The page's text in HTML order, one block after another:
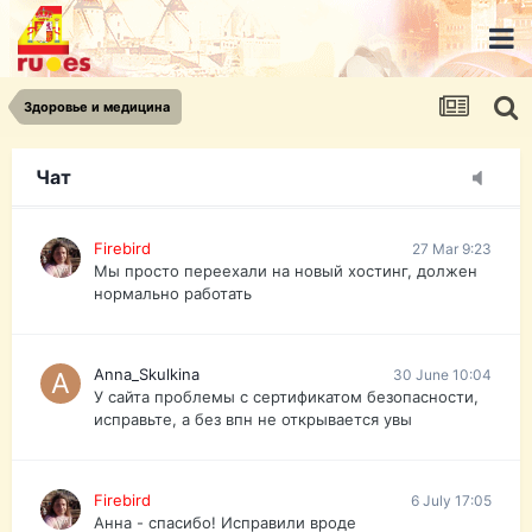
Здоровье и медицина
Чат
urist.dokument@gmail.com
https://pasport-ua.com/
Телеграмм @uristpassua
Firebird
Друзья - из России без VPN сайт и форум
Firebird 27 Mar 9:23
Мы просто переехали на новый хостинг, должен
нормально работать
Anna_Skulkina 30 June 10:04
У сайта проблемы с сертификатом безопасности,
исправьте, а без впн не открывается увы
Firebird 6 July 17:05
Анна - спасибо! Исправили вроде